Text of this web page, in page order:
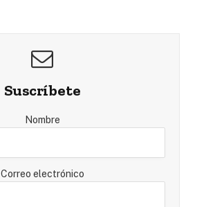
Suscríbete
Nombre
Correo electrónico